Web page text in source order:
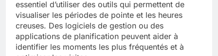
essentiel d’utiliser des outils qui permettent de
visualiser les périodes de pointe et les heures
creuses. Des logiciels de gestion ou des
applications de planification peuvent aider à
identifier les moments les plus fréquentés et à